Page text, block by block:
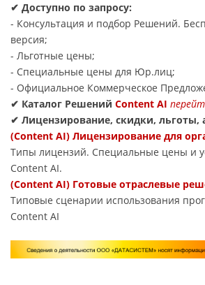
✔ Доступно по запросу:
- Консультация и подбор Решений.
версия;
- Льготные цены;
- Специальные цены для Юр.лиц;
- Официальное Коммерческое
✔ Каталог Решений Content AI
✔ Лицензирование, скидки, льготы,
(Content AI) Лицензирование для
Типы лицензий. Специальные цены и
Content AI.
(Content AI) Готовые отраслевые
Типовые сценарии использования
Content AI